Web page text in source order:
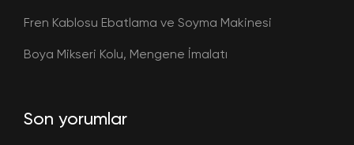
Fren Kablosu Ebatlama ve Soyma Makinesi
Boya Mikseri Kolu, Mengene İmalatı
Son yorumlar